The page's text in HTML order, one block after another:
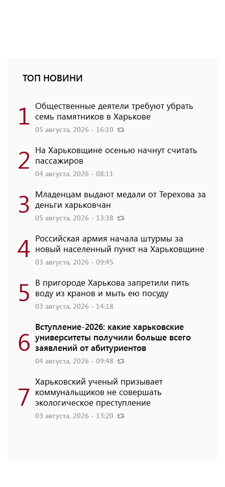
ТОП НОВИНИ
1 Общественные деятели требуют убрать
семь памятников в Харькове
05 августа, 2026 - 16:10
2 На Харьковщине осенью начнут считать
пассажиров
04 августа, 2026 - 08:11
3 Младенцам выдают медали от Терехова за
деньги харьковчан
05 августа, 2026 - 13:38
4 Российская армия начала штурмы за
новый населенный пункт на Харьковщине
03 августа, 2026 - 09:45
5 В пригороде Харькова запретили пить
воду из кранов и мыть ею посуду
03 августа, 2026 - 14:18
6 Вступление-2026: какие харьковские
университеты получили больше всего
заявлений от абитуриентов
04 августа, 2026 - 09:48
7 Харьковский ученый призывает
коммунальщиков не совершать
экологическое преступление
03 августа, 2026 - 13:20